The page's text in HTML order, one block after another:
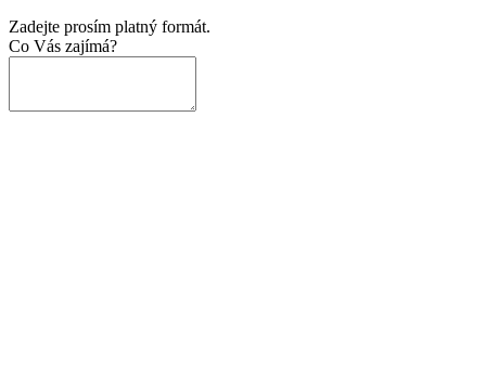
Zadejte prosím platný formát.
Co Vás zajímá?